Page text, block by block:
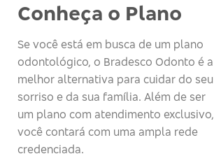
Conheça o Plano
Se você está em busca de um plano
odontológico, o Bradesco Odonto é a
melhor alternativa para cuidar do seu
sorriso e da sua família. Além de ser
um plano com atendimento exclusivo,
você contará com uma ampla rede
credenciada.